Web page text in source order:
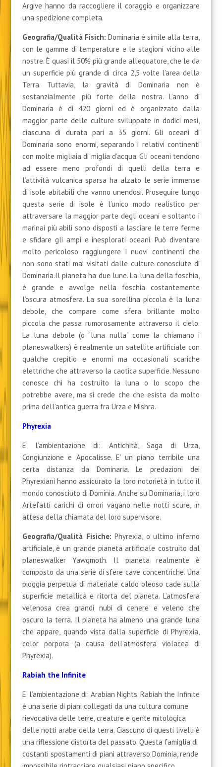
Argive hanno da raccogliere il coraggio e organizzare
una spedizione completa.
Geografia/Qualità Fisich: Dominaria è simile alla terra,
con le gamme di temperature e le stagioni vicino alle
nostre. È quasi il 50% più grande all’equatore, che le da
un superficie più grande di circa 2,5 volte l’area della
Terra. Tuttavia, la gravità di Dominaria non è
sostanzialmente più forte della nostra. L’anno di
Dominaria è di 420 giorni ed è organizzato dalla
maggior parte delle culture sviluppate in dodici mesi,
ciascuna di durata pari a 35 giorni. Gli oceani di
Dominaria sono enormi, separando i relativi continenti
con molte migliaia di miglia d’acqua. Gli oceani tendono
ad essere meno profondi di quelli della terra e
l’attività vulcanica sparsa ha alzato le serie immense
di isole abitabili che vanno unendosi. Proseguire lungo
questa serie di isole è l’unico modo realistico per
attraversare la maggior parte degli oceani e soltanto i
marinai più abili sono disposti a lasciare le terre ferme
e sfidare gli ampi e inesplorati oceani. Può diventare
molto pericoloso raggiungere i nuovi continenti che
non sono stati mai visitati dalle culture conosciute di
Dominaria.Il pianeta ha due lune. La luna della foschia,
è grande e avvolge nella foschia costantemente
l’oscura atmosfera. La sua sorellina piccola è la luna
debole, che compare come sfera brillante molto
piccola che passa rumorosamente attraverso il cielo.
La luna debole (o “luna nulla” come la chiamano i
planeswalkers) è realmente un satellite artificiale con
qualche crepitio e enormi ma occasionali scariche
elettriche che attraverso la caotica superficie. Nessuno
conosce chi ha costruito la luna o lo scopo che
potrebbe avere, ma si crede che che esista da molto
prima dell’antica guerra fra Urza e Mishra.
Phyrexia
E’ l’ambientazione di: Antichità, Saga di Urza,
Congiunzione e Apocalisse. E’ un piano terribile una
certa distanza da Dominaria. Le predazioni dei
Phyrexiani hanno assicurato la loro notorietà in tutto il
mondo conosciuto di Dominia. Anche su Dominaria, i loro
Artefatti carichi di orrori vagano nelle notti scure, in
attesa della chiamata del loro supervisore.
Geografia/Qualità Fisiche:Phyrexia, o ultimo inferno
artificiale, è un grande pianeta artificiale costruito dal
planeswalker Yawgmoth. Il pianeta realmente è
composto da una serie di sfere cave concentriche. Una
pioggia perpetua di materiale caldo oleoso cade sulla
superficie metallica e ritorta del pianeta. L’atmosfera
velenosa crea grandi nubi di cenere e veleno che
oscuro la terra. Il pianeta ha almeno una grande luna
che appare, quando vista dalla superficie di Phyrexia,
color porpora (a causa dell’atmosfera violacea di
Phyrexia).
Rabiah the Infinite
E’ l’ambientazione di: Arabian Nights. Rabiah the Infinite
è una serie di piani collegati da una cultura comune
rievocativa delle terre, creature e gente mitologica
delle notti arabe della terra. Ciascuno di questi livelli è
una riflessione distorta del passato. Questa famiglia di
costanti spostamenti di piani attraverso Dominia, rende